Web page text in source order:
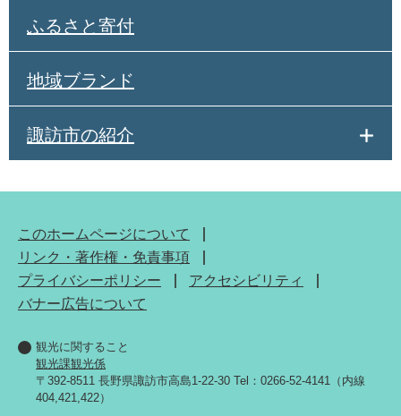
ふるさと寄付
地域ブランド
諏訪市の紹介
このホームページについて
リンク・著作権・免責事項
プライバシーポリシー
アクセシビリティ
バナー広告について
観光に関すること
観光課観光係
〒392-8511 長野県諏訪市高島1-22-30 Tel：0266-52-4141（内線
404,421,422）